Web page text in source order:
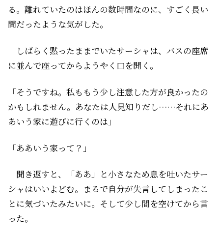
る。離れていたのはほんの数時間なのに、すごく長い
間だったような気がした。
しばらく黙ったままでいたサーシャは、バスの座席
に並んで座ってからようやく口を開く。
「そうですね。私ももう少し注意した方が良かったの
かもしれません。あなたは人見知りだし……それにあ
あいう家に遊びに行くのは」
「ああいう家って？」
聞き返すと、「ああ」と小さなため息を吐いたサー
シャはいいよどむ。まるで自分が失言してしまったこ
とに気づいたみたいに。そして少し間を空けてから言
った。